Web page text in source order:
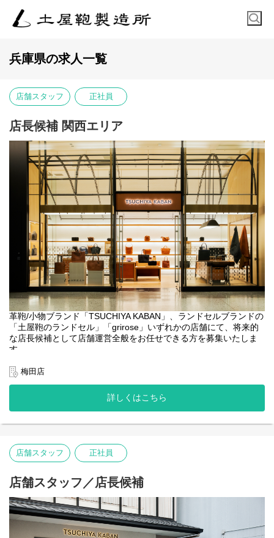
兵庫県の求人一覧
店舗スタッフ 正社員
店長候補 関西エリア
革鞄/小物ブランド「TSUCHIYA KABAN」、ランドセルブランドの
「土屋鞄のランドセル」「grirose」いずれかの店舗にて、将来的
な店長候補として店舗運営全般をお任せできる方を募集いたしま
す。
【業務内容】
●数値管理（売上・予実・KPI）
●スタッフ育成・マネジメント
●接客・販売 ・お客様の製品メンテナンス
●店内ディスプレイ/VMD業務
●在庫管理
【キャリアパス（一例）】
ジメントに関わるキャリア
●スペシャリスト： 接客のスペシャリストとして人材育成などを
担うキャリア
●店舗でのご経験を活かして企画やVMDなど他部門へのキャリアチ
ェンジ（異動実績あり）
梅田店
詳しくはこちら
店舗スタッフ 正社員
店舗スタッフ／店長候補